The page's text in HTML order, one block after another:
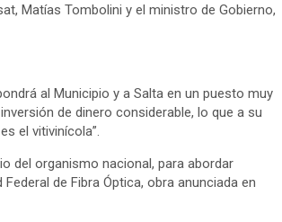
Matías Tombolini y el ministro de Gobierno,
al Municipio y a Salta en un puesto muy
de dinero considerable, lo que a su
el vitivinícola”.
del organismo nacional, para abordar
de Fibra Óptica, obra anunciada en